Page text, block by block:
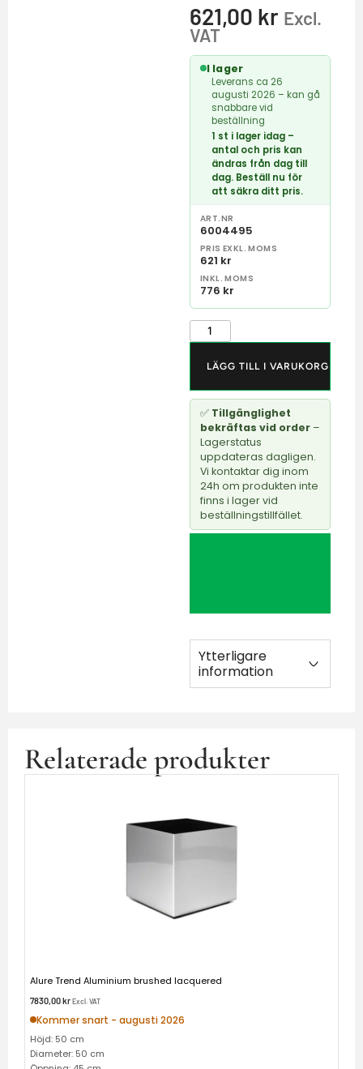
621,00 kr Excl.
VAT
I lager
Leverans ca 26
augusti 2026 – kan gå
snabbare vid
beställning
1 st i lager idag –
antal och pris kan
ändras från dag till
dag. Beställ nu för
att säkra ditt pris.
ART.NR
6004495
PRIS EXKL. MOMS
621 kr
INKL. MOMS
776 kr
LÄGG TILL I VARUKORG
✅ Tillgänglighet
bekräftas vid order –
Lagerstatus
uppdateras dagligen.
Vi kontaktar dig inom
24h om produkten inte
finns i lager vid
beställningstillfället.
Ytterligare
information
Relaterade produkter
Alure Trend Aluminium brushed lacquered
7830,00krExcl. VAT
Kommer snart - augusti 2026
Höjd: 50 cm
Diameter: 50 cm